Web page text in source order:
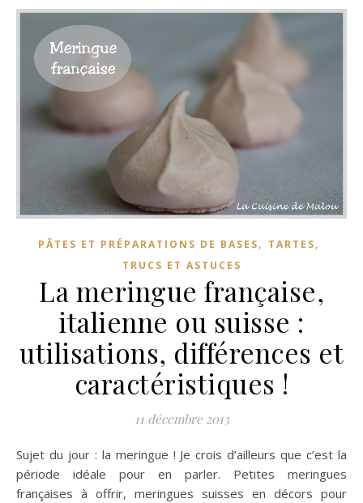
PÂTES ET PRÉPARATIONS DE BASES, TARTES,
TRUCS ET ASTUCES
La meringue française,
italienne ou suisse :
utilisations, différences et
caractéristiques !
11 décembre 2013
Sujet du jour : la meringue ! Je crois d’ailleurs que c’est la
période idéale pour en parler. Petites meringues
françaises à offrir, meringues suisses en décors pour